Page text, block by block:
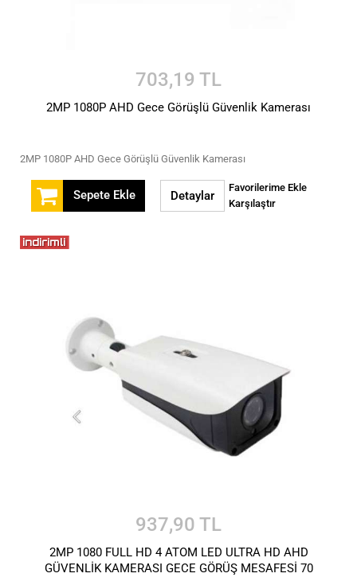
703,19 TL
2MP 1080P AHD Gece Görüşlü Güvenlik Kamerası
2MP 1080P AHD Gece Görüşlü Güvenlik Kamerası
Sepete Ekle Detaylar
Favorilerime Ekle
Karşılaştır
937,90 TL
2MP 1080 FULL HD 4 ATOM LED ULTRA HD AHD
GÜVENLİK KAMERASI GECE GÖRÜŞ MESAFESİ 70